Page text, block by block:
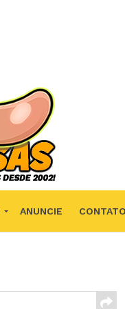
ANUNCIE CONTATO